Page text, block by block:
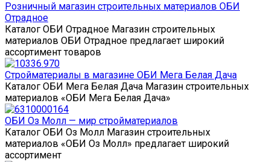
Розничный магазин строительных материалов ОБИ
Отрадное
Каталог ОБИ Отрадное Магазин строительных
материалов ОБИ Отрадное предлагает широкий
ассортимент товаров
Стройматериалы в магазине ОБИ Мега Белая Дача
Каталог ОБИ Мега Белая Дача Магазин строительных
материалов «ОБИ Мега Белая Дача»
ОБИ Оз Молл — мир стройматериалов
Каталог ОБИ Оз Молл Магазин строительных
материалов «ОБИ Оз Молл» предлагает широкий
ассортимент